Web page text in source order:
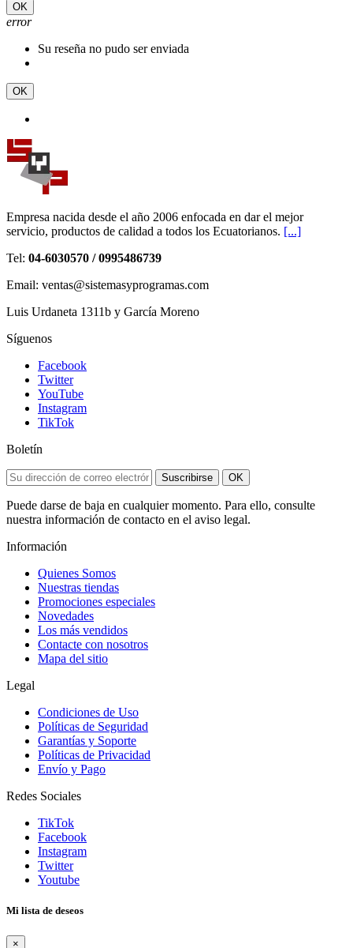
OK
error
Su reseña no pudo ser enviada
OK
Empresa nacida desde el año 2006 enfocada en dar el mejor
servicio, productos de calidad a todos los Ecuatorianos. [...]
Tel: 04-6030570 / 0995486739
Email: ventas@sistemasyprogramas.com
Luis Urdaneta 1311b y García Moreno
Síguenos
Facebook
Twitter
YouTube
Instagram
TikTok
Boletín
Suscribirse OK
Puede darse de baja en cualquier momento. Para ello, consulte
nuestra información de contacto en el aviso legal.
Información
Quienes Somos
Nuestras tiendas
Promociones especiales
Novedades
Los más vendidos
Contacte con nosotros
Mapa del sitio
Legal
Condiciones de Uso
Políticas de Seguridad
Garantías y Soporte
Políticas de Privacidad
Envío y Pago
Redes Sociales
TikTok
Facebook
Instagram
Twitter
Youtube
Mi lista de deseos
×